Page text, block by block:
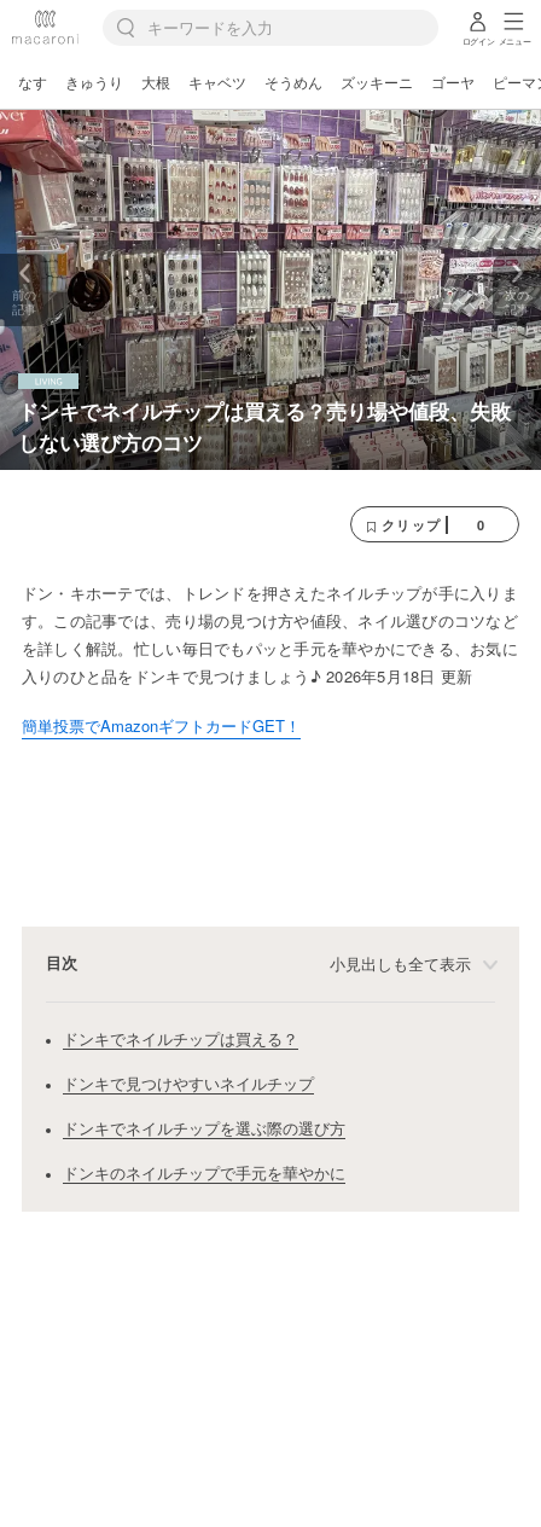
ログイン メニュー
なす きゅうり 大根 キャベツ そうめん ズッキーニ ゴーヤ ピーマ
ドンキでネイルチップは買える？売り場や値段、失敗
しない選び方のコツ
前の
記事
次の
記事
クリップ 0
ドン・キホーテでは、トレンドを押さえたネイルチップが手に入りま
す。この記事では、売り場の見つけ方や値段、ネイル選びのコツなど
を詳しく解説。忙しい毎日でもパッと手元を華やかにできる、お気に
入りのひと品をドンキで見つけましょう♪ 2026年5月18日 更新
簡単投票でAmazonギフトカードGET！
目次 小見出しも全て表示
ドンキでネイルチップは買える？
ドンキで見つけやすいネイルチップ
ドンキでネイルチップを選ぶ際の選び方
ドンキのネイルチップで手元を華やかに